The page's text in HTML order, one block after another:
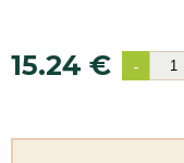
15.24 € -